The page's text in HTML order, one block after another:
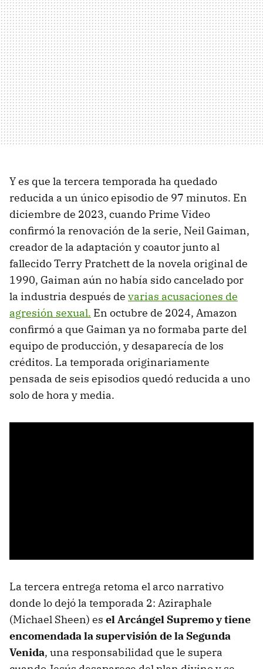
Y es que la tercera temporada ha quedado
reducida a un único episodio de 97 minutos. En
diciembre de 2023, cuando Prime Video
confirmó la renovación de la serie, Neil Gaiman,
creador de la adaptación y coautor junto al
fallecido Terry Pratchett de la novela original de
1990, Gaiman aún no había sido cancelado por
la industria después de varias acusaciones de
agresión sexual. En octubre de 2024, Amazon
confirmó a que Gaiman ya no formaba parte del
equipo de producción, y desaparecía de los
créditos. La temporada originariamente
pensada de seis episodios quedó reducida a uno
solo de hora y media.
La tercera entrega retoma el arco narrativo
donde lo dejó la temporada 2: Aziraphale
(Michael Sheen) es el Arcángel Supremo y tiene
encomendada la supervisión de la Segunda
Venida, una responsabilidad que le supera